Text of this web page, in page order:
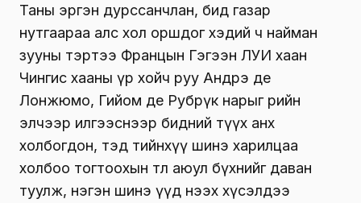
Таны эргэн дурссанчлан, бид газар
нутгаараа алс хол оршдог хэдий ч найман
зууны тэртээ Францын Гэгээн ЛУИ хаан
Чингис хааны үр хойч руу Андрэ де
Лонжюмо, Гийом де Рубрүк нарыг өөрийн
элчээр илгээснээр бидний түүх анх
холбогдон, тэд тийнхүү шинэ харилцаа
холбоо тогтоохын төлөө аюул бүхнийг даван
туулж, нэгэн шинэ үүд нээх хүсэлдээ